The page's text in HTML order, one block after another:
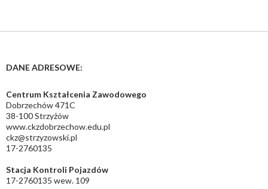
DANE ADRESOWE:
Centrum Kształcenia Zawodowego
Dobrzechów 471C
38-100 Strzyżów
www.ckzdobrzechow.edu.pl
ckz@strzyzowski.pl
17-2760135
Stacja Kontroli Pojazdów
17-2760135 wew. 109